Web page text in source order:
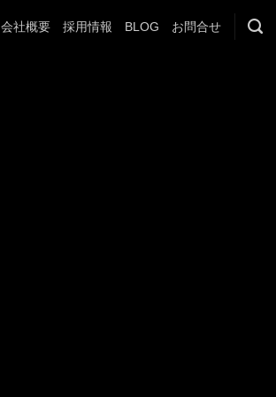
会社概要 採用情報 BLOG お問合せ